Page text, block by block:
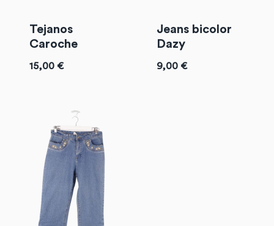
Tejanos
Caroche
15,00 €
Jeans bicolor
Dazy
9,00 €